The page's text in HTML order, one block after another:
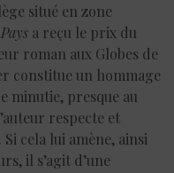
situé en zone
a reçu le prix du
roman aux Globes de
constitue un hommage
minutie, presque au
respecte et
cela lui amène, ainsi
il s’agit d’une